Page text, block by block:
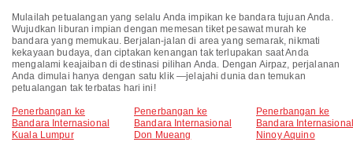
Mulailah petualangan yang selalu Anda impikan ke bandara tujuan Anda.
Wujudkan liburan impian dengan memesan tiket pesawat murah ke
bandara yang memukau. Berjalan-jalan di area yang semarak, nikmati
kekayaan budaya, dan ciptakan kenangan tak terlupakan saat Anda
mengalami keajaiban di destinasi pilihan Anda. Dengan Airpaz, perjalanan
Anda dimulai hanya dengan satu klik —jelajahi dunia dan temukan
petualangan tak terbatas hari ini!
Penerbangan ke
Bandara Internasional
Kuala Lumpur
Penerbangan ke
Bandara Internasional
Don Mueang
Penerbangan ke
Bandara Internasional
Ninoy Aquino